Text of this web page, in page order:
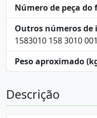
Número de peça
Outros números de
1583010 158 3010 001
Peso aproximado
Descrição